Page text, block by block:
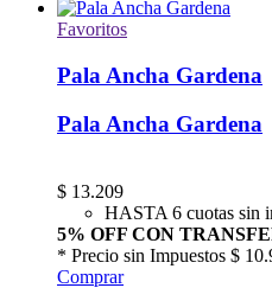
Favoritos
Pala Ancha Gardena
Pala Ancha Gardena
$ 13.209
HASTA 6 cuotas sin
5% OFF CON
* Precio sin Impuestos $
Comprar